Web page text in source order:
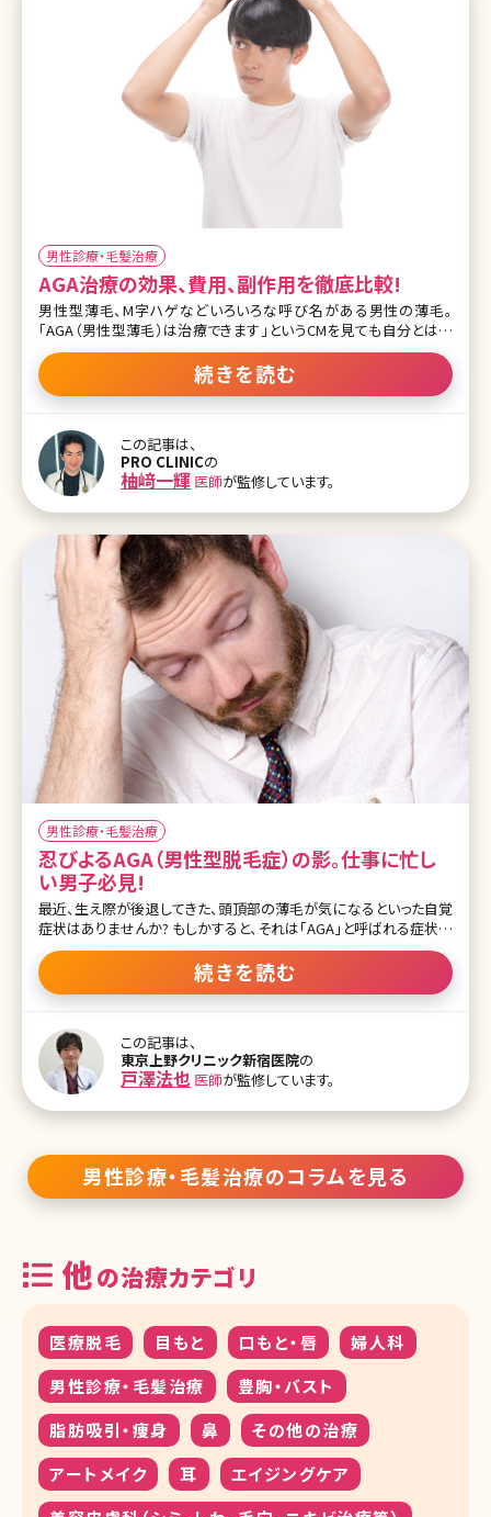
男性診療・毛髪治療
AGA治療の効果、費用、副作用を徹底比較!
男性型薄毛、M字ハゲなどいろいろな呼び名がある男性の薄毛。
「AGA（男性型薄毛）は治療できます」というCMを見ても自分とは関
係ない、自分の薄毛は治らないと考えている方もいるのではないで
しょうか。ここではAGAとはどんな症状なのか、またどんな治療をする
ことができるのか、効果はあるのかなどについて最新の治療情報を
でいる方は年配の方だけではなく、20代の方も多くいらっしゃいます。
しかし恥ずかしいや治らないと思っている方が多いのが現状です。最
新の情報を取り入れていただき、 健やかな日々を過ごしましょう。
AGAでお悩みのある方は当院までお越しください。 1.AGA（エージー
エー）男性型脱毛症とはどんな症状? 1-1.男性の薄毛の原因
続きを読む
この記事は、
PRO CLINICの
柚﨑一輝 医師が監修しています。
男性診療・毛髪治療
忍びよるAGA（男性型脱毛症）の影。仕事に忙し
い男子必見!
最近、生え際が後退してきた、頭頂部の薄毛が気になるといった自覚
症状はありませんか? もしかすると、それは「AGA」と呼ばれる症状か
もしれません。 近年、若い男性にも急増しているAGA。これだけは知
っておきたい基礎中の基礎をまとめます。 AGAとは? AGAとは、男性
型脱毛症（Androgenetic Alopecia）の略で、成人男性特有のもので
ありますが、20代や30代の若い男性でも薄毛や抜け毛の症状があれ
ばAGAを疑いましょう。 進行性の脱毛症なので、放置すればどんどん
抜けていってしまうので、なるべく早くケアする必要がある状態です。
AGAの原因は? AGA、すなわち男性の薄毛というと遺伝のせいだと思
われている人も多いでしょう。 もちろん、遺伝も大きく関わりますが、
続きを読む
この記事は、
東京上野クリニック新宿医院の
戸澤法也 医師が監修しています。
男性診療・毛髪治療のコラムを見る
他の治療カテゴリ
医療脱毛 目もと 口もと・唇
婦人科
男性診療・毛髪治療
豊胸・バスト
脂肪吸引・痩身
鼻
その他の治療
アートメイク
耳
エイジングケア